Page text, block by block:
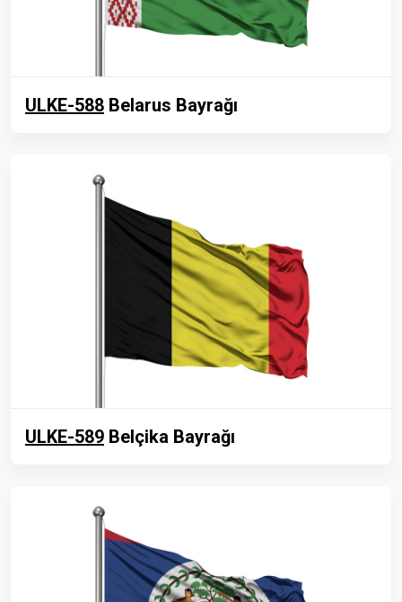
ULKE-588 Belarus Bayrağı
ULKE-589 Belçika Bayrağı